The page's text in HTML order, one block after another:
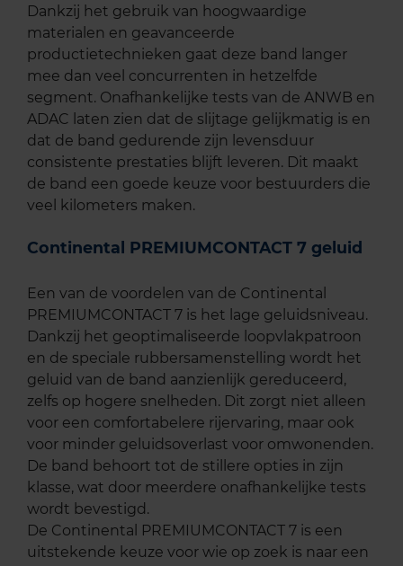
Dankzij het gebruik van hoogwaardige
materialen en geavanceerde
productietechnieken gaat deze band langer
mee dan veel concurrenten in hetzelfde
segment. Onafhankelijke tests van de ANWB en
ADAC laten zien dat de slijtage gelijkmatig is en
dat de band gedurende zijn levensduur
consistente prestaties blijft leveren. Dit maakt
de band een goede keuze voor bestuurders die
veel kilometers maken.
Continental PREMIUMCONTACT 7 geluid
Een van de voordelen van de Continental
PREMIUMCONTACT 7 is het lage geluidsniveau.
Dankzij het geoptimaliseerde loopvlakpatroon
en de speciale rubbersamenstelling wordt het
geluid van de band aanzienlijk gereduceerd,
zelfs op hogere snelheden. Dit zorgt niet alleen
voor een comfortabelere rijervaring, maar ook
voor minder geluidsoverlast voor omwonenden.
De band behoort tot de stillere opties in zijn
klasse, wat door meerdere onafhankelijke tests
wordt bevestigd.
De Continental PREMIUMCONTACT 7 is een
uitstekende keuze voor wie op zoek is naar een